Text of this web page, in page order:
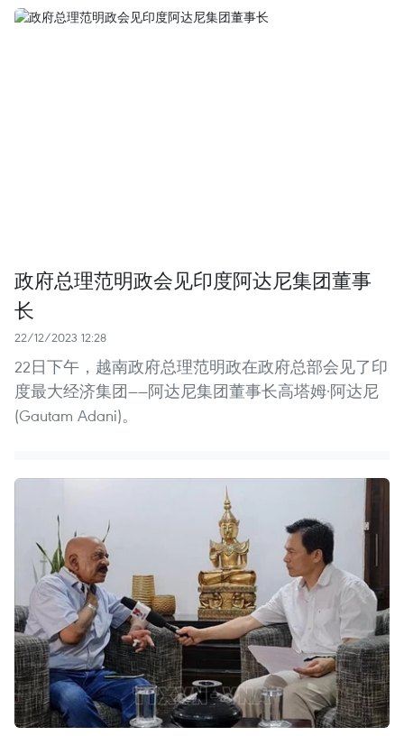
政府总理范明政会见印度阿达尼集团董事
长
22/12/2023 12:28
22日下午，越南政府总理范明政在政府总部会见了印
度最大经济集团——阿达尼集团董事长高塔姆·阿达尼
(Gautam Adani)。